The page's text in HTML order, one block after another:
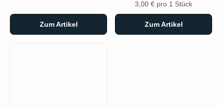
Zum Artikel
3,00 € pro 1 Stück
Zum Artikel